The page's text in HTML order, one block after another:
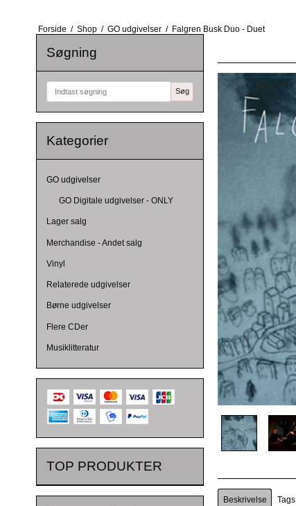
Forside / Shop / GO udgivelser / Falgren Busk Duo - Duet
Søgning
Søg
Kategorier
GO udgivelser
GO Digitale udgivelser - ONLY
Lager salg
Merchandise - Andet salg
Vinyl
Relaterede udgivelser
Børne udgivelser
Flere CDer
Musiklitteratur
TOP PRODUKTER
Beskrivelse Tags